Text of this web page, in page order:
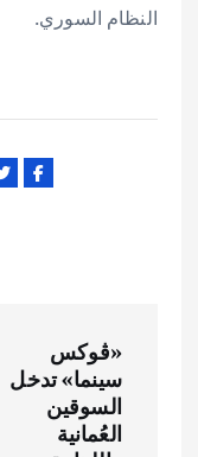
النظام السوري.
ص
«ڤوكس
سينما» تدخل
السوقين
العُمانية